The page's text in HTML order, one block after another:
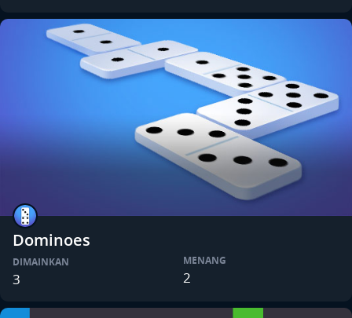
Dominoes
DIMAINKAN
3
MENANG
2